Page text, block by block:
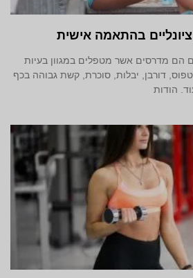
בהתאמה אישית
הם מדרסים אשר מטפלים במגוון בעיות
דורבן, יבלות, סוכרת, קשת גבוהה בכף
הודות